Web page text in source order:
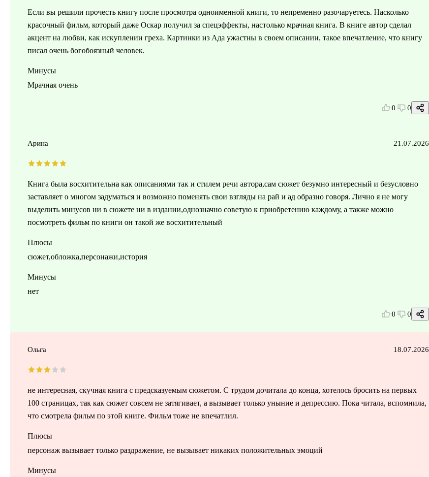
Если вы решили прочесть книгу после просмотра одноименной книги, то непременно разочаруетесь. Насколько
красочный фильм, который даже Оскар получил за спецэффекты, настолько мрачная книга. В книге автор сделал
акцент на любви, как искуплении греха. Картинки из Ада ужастны в своем описании, такое впечатление, что книгу
писал очень богобоязный человек.
Минусы
Мрачная очень
0 0
Арина 21.07.2026
Книга была восхитительна как описаниями так и стилем речи автора,сам сюжет безумно интересный и безусловно
заставляет о многом задуматься и возможно поменять свои взгляды на рай и ад образно говоря. Лично я не могу
выделить минусов ни в сюжете ни в издании,однозначно советую к приобретению каждому, а также можно
посмотреть фильм по книги он такой же восхитительный
Плюсы
сюжет,обложка,персонажи,история
Минусы
нет
0 0
Ольга 18.07.2026
не интересная, скучная книга с предсказуемым сюжетом. С трудом дочитала до конца, хотелось бросить на первых
100 страницах, так как сюжет совсем не затягивает, а вызывает только уныние и депрессию. Пока читала, вспомнила,
что смотрела фильм по этой книге. Фильм тоже не впечатлил.
Плюсы
персонаж вызывает только раздражение, не вызывает никаких положительных эмоций
Минусы